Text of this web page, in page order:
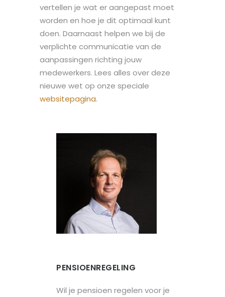
vertellen je wat er aangepast moet
worden en hoe je dit optimaal kunt
doen. Daarnaast helpen we bij de
verplichte communicatie van de
aanpassingen richting jouw
medewerkers. Lees alles over deze
nieuwe wet op onze speciale
websitepagina.
PENSIOENREGELING
Wil je pensioen regelen voor je